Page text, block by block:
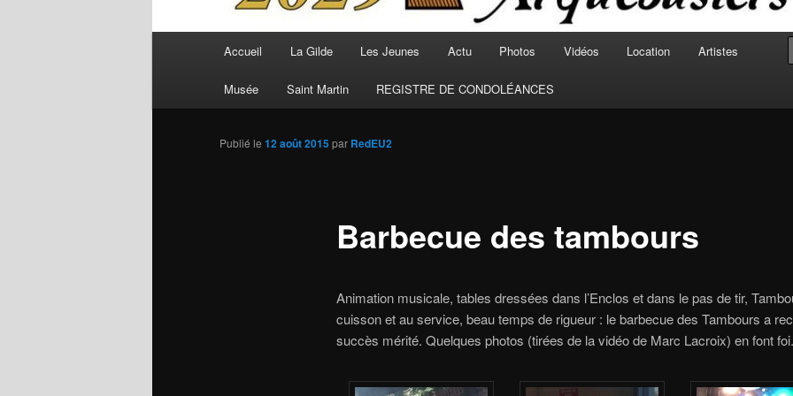
Accueil La Gilde Les Jeunes Actu Photos Vidéos Location Artistes
Musée Saint Martin REGISTRE DE CONDOLÉANCES
Barbecue des tambours
Publié le 12 août 2015 par RedEU2
Animation musicale, tables dressées dans l’Enclos et dans le pas de tir,
cuisson et au service, beau temps de rigueur : le barbecue des Tambours a
succès mérité. Quelques photos (tirées de la vidéo de Marc Lacroix) en font foi.